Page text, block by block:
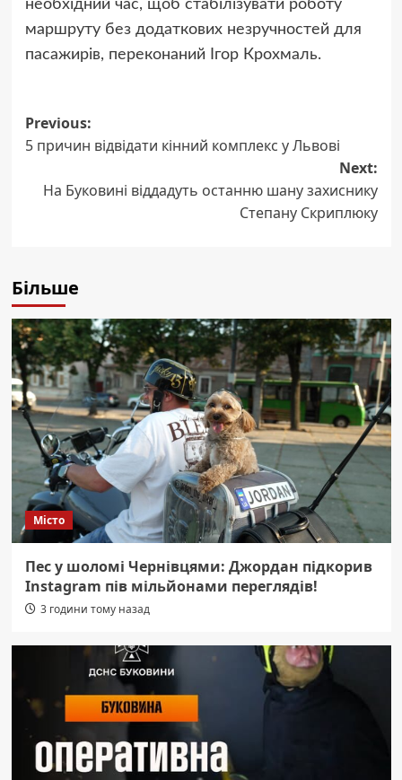
необхідний час, щоб стабілізувати роботу
маршруту без додаткових незручностей для
пасажирів, переконаний Ігор Крохмаль.
Post
navigation
Previous:
5 причин відвідати кінний комплекс у Львові
Next:
На Буковині віддадуть останню шану захиснику
Степану Скриплюку
Більше
Місто
Пес у шоломі Чернівцями: Джордан підкорив
Instagram пів мільйонами переглядів!
3 години тому назад